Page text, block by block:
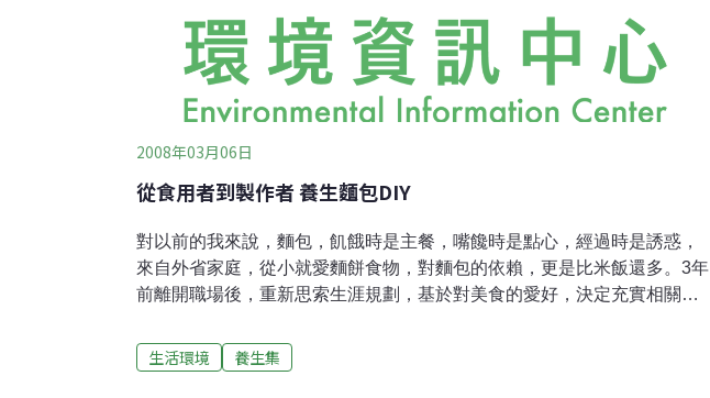
2008年03月06日
從食用者到製作者 養生麵包DIY
對以前的我來說，麵包，飢餓時是主餐，嘴饞時是點心，經過時是誘惑，
來自外省家庭，從小就愛麵餅食物，對麵包的依賴，更是比米飯還多。3年
前離開職場後，重新思索生涯規劃，基於對美食的愛好，決定充實相關技
吃過再多的麵包，以前都只是嗅覺與味覺的慾望使然。實際製作麵包後，
我才真正學習到如何品嚐麵包，欣賞麵包的姿態，透過嗅、視、味、聽、
生活環境 養生集